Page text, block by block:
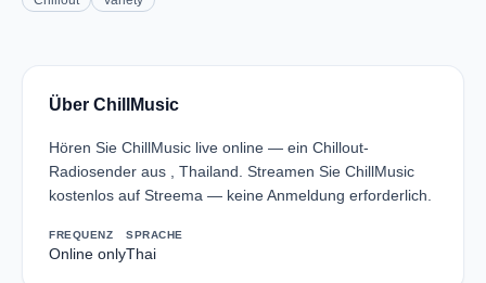
Über ChillMusic
Hören Sie ChillMusic live online — ein Chillout-
Radiosender aus , Thailand. Streamen Sie ChillMusic
kostenlos auf Streema — keine Anmeldung erforderlich.
FREQUENZ
Online only
SPRACHE
Thai